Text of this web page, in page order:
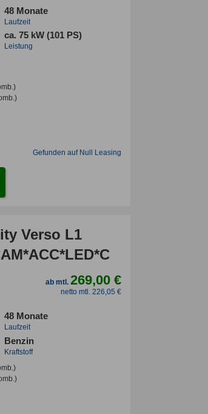
48 Monate
Laufzeit
ca. 75 kW (101 PS)
Leistung
Gefunden auf Null Leasing
Verso L1
ab mtl.269,00 €
netto mtl. 226,05 €
48 Monate
Laufzeit
Benzin
Kraftstoff